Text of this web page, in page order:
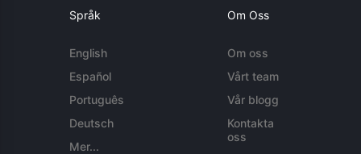
Språk
English
Español
Português
Deutsch
Mer...
Om Oss
Om oss
Vårt team
Vår blogg
Kontakta
oss